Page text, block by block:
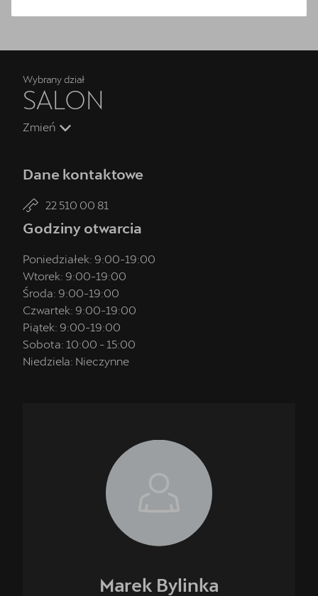
Wybrany dział
SALON
Zmień
Dane kontaktowe
22 510 00 81
Godziny otwarcia
Poniedziałek: 9:00-19:00
Wtorek: 9:00-19:00
Środa: 9:00-19:00
Czwartek: 9:00-19:00
Piątek: 9:00-19:00
Sobota: 10:00 - 15:00
Niedziela: Nieczynne
Marek Bylinka